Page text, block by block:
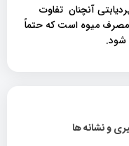
و نشانه ها
آنچنان تفاوت
مصرف میوه است که حتماً
شود.